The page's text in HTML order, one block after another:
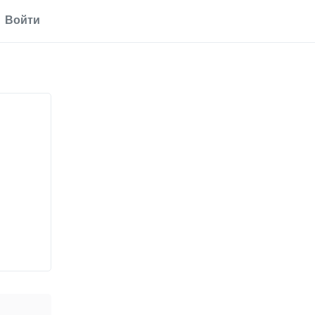
Войти